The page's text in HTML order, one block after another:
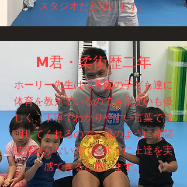
スタジオだと思います。
M君・柔術歴二年
​ホーリー先生は保育園の子ども達に
体育を教えているので言葉使いも優
しく、丁寧でわかりやすい言葉で説
明してくれるので、僕のように格闘
技経験がない方でもすぐに上達を実
感できると思います。